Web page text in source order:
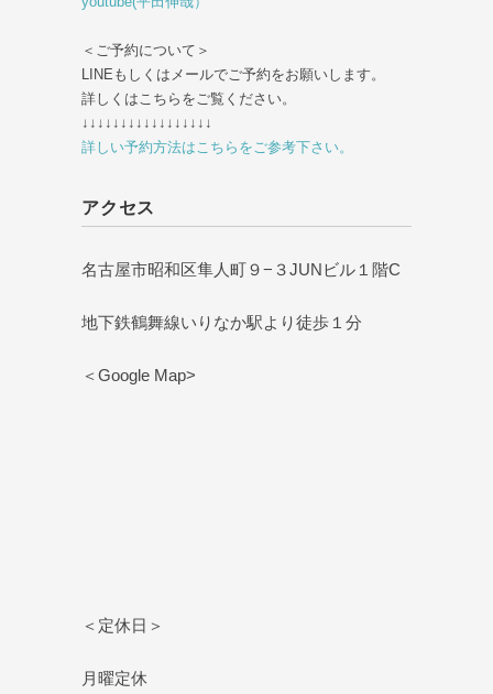
＜ご予約について＞
LINEもしくはメールでご予約をお願いします。
詳しくはこちらをご覧ください。
↓↓↓↓↓↓↓↓↓↓↓↓↓↓↓↓↓
詳しい予約方法はこちらをご参考下さい。
アクセス
名古屋市昭和区隼人町９−３JUNビル１階C
地下鉄鶴舞線いりなか駅より徒歩１分
＜Google Map>
＜定休日＞
月曜定休